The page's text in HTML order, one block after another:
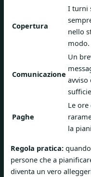
Copertura
I turni
nello
modo.
Comunicazione
Un
avviso
Paghe
Le
la
Regola pratica:
persone che a
diventa un vero